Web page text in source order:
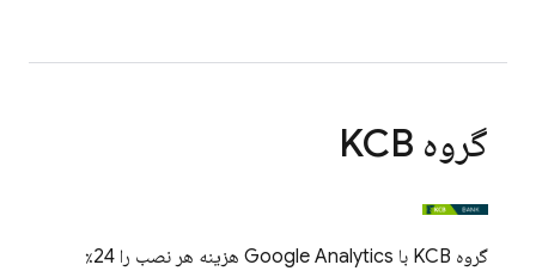
گروه KCB
گروه KCB با Google Analytics
هزینه هر نصب را 24٪